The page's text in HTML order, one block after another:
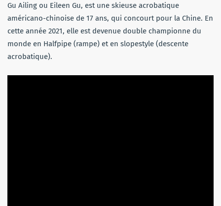
Gu Ailing ou Eileen Gu, est une skieuse acrobatique
américano-chinoise de 17 ans, qui concourt pour la Chine. En
cette année 2021, elle est devenue double championne du
monde en Halfpipe (rampe) et en slopestyle (descente
acrobatique).